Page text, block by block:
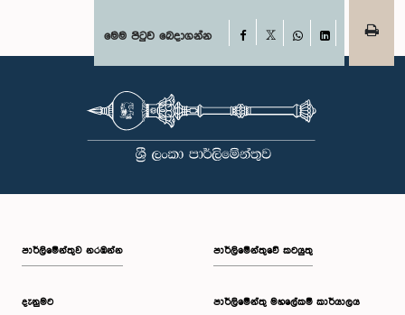
මෙම පිටුව බෙදාගන්න Facebook
WhatsAppLinkedIn
පාර්ලි‌මේන්තුව නරඹන්න
දැනුමට
පාර්ලිමේන්තුවේ කටයුතු
පාර්ලිමේන්තු මහලේකම් කාර්යාලය